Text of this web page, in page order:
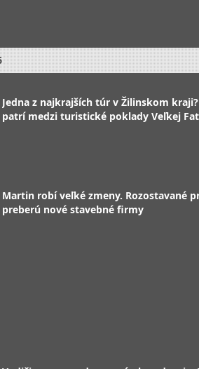
Jedna z najkrajších túr v Žilinskom
patrí medzi turistické poklady Veľkej
Martin robí veľké zmeny. Rozostavané
preberú nové stavebné firmy